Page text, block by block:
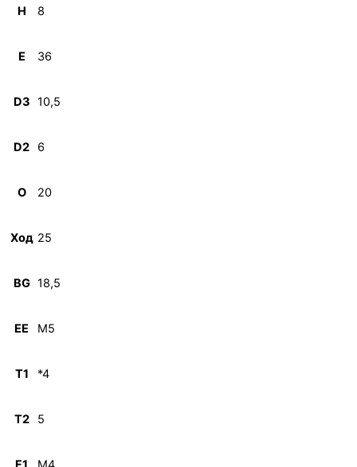
H 8
E 36
D3 10,5
D2 6
O 20
Ход 25
BG 18,5
EE M5
T1 *4
T2 5